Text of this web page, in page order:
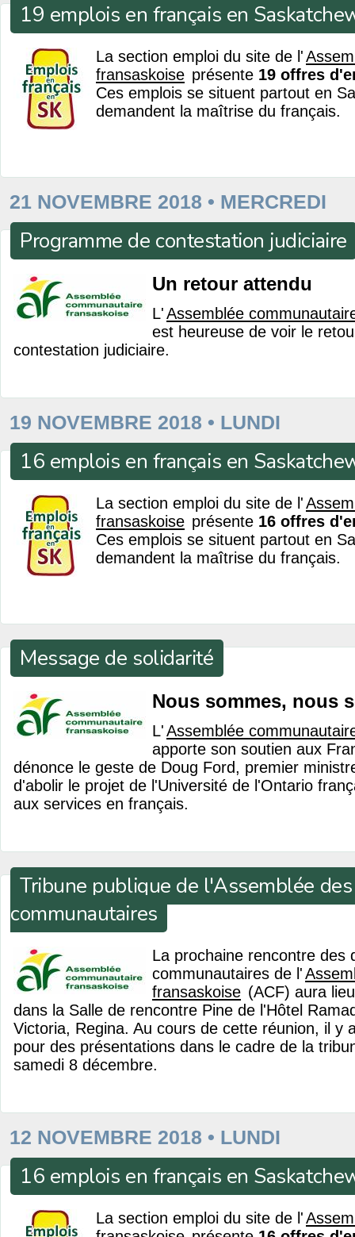
19 emplois en français en
La section emploi du site de l'
fransaskoise présente 19 offres
Ces emplois se situent partout en
demandent la maîtrise du français.
21 NOVEMBRE 2018 • MERCREDI
Programme de contestation judiciaire
Un retour attendu
L'Assemblée
est heureuse de voir le
contestation judiciaire.
19 NOVEMBRE 2018 • LUNDI
16 emplois en français en
La section emploi du site de l'
fransaskoise présente 16 offres
Ces emplois se situent partout en
demandent la maîtrise du français.
Message de solidarité
Nous sommes, nous
L'Assemblée
apporte son soutien aux
dénonce le geste de Doug Ford, premier
d'abolir le projet de l'Université de l'Ontario
aux services en français.
Tribune publique de l'Assemblée
communautaires
La prochaine rencontre des
communautaires de l'
fransaskoise (ACF) aura
dans la Salle de rencontre Pine de l'Hôtel
Victoria, Regina. Au cours de cette réunion, il y
pour des présentations dans le cadre de la
samedi 8 décembre.
12 NOVEMBRE 2018 • LUNDI
16 emplois en français en
La section emploi du site de l'